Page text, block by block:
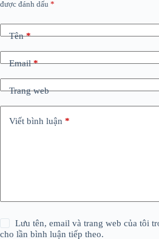
được đánh dấu *
Tên*
Email*
Trang web
Viết bình luận *
Lưu tên, email và trang web của tôi
cho lần bình luận tiếp theo.